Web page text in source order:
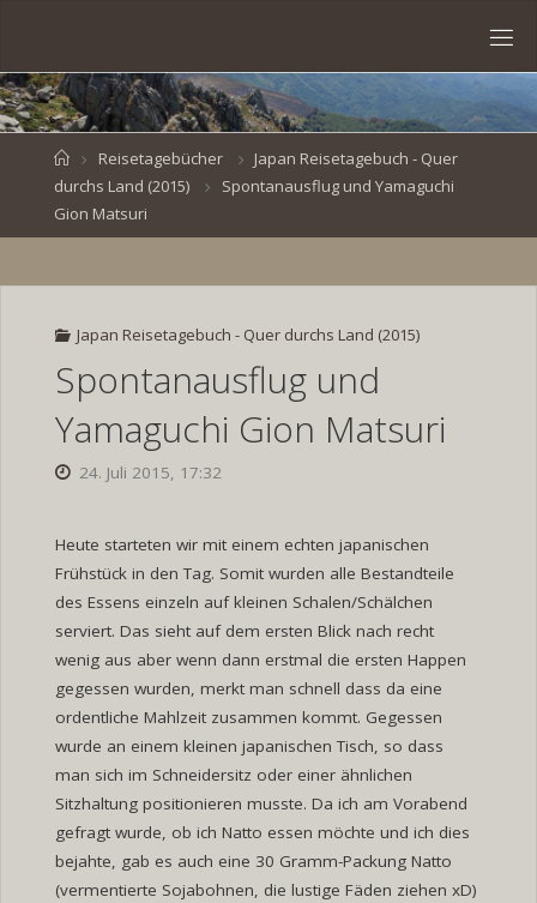
content
VEN
BR
DE
HomeReisetagebücher
Japan Reisetagebuch - Quer
durchs Land (2015)
Spontanausflug und Yamaguchi
Gion Matsuri
Japan Reisetagebuch - Quer durchs Land (2015)
Spontanausflug und
Yamaguchi Gion Matsuri
24. Juli 2015, 17:32
Heute starteten wir mit einem echten japanischen
Frühstück in den Tag. Somit wurden alle Bestandteile
des Essens einzeln auf kleinen Schalen/Schälchen
serviert. Das sieht auf dem ersten Blick nach recht
wenig aus aber wenn dann erstmal die ersten Happen
gegessen wurden, merkt man schnell dass da eine
ordentliche Mahlzeit zusammen kommt. Gegessen
wurde an einem kleinen japanischen Tisch, so dass
man sich im Schneidersitz oder einer ähnlichen
Sitzhaltung positionieren musste. Da ich am Vorabend
gefragt wurde, ob ich Natto essen möchte und ich dies
bejahte, gab es auch eine 30 Gramm-Packung Natto
(vermentierte Sojabohnen, die lustige Fäden ziehen xD)